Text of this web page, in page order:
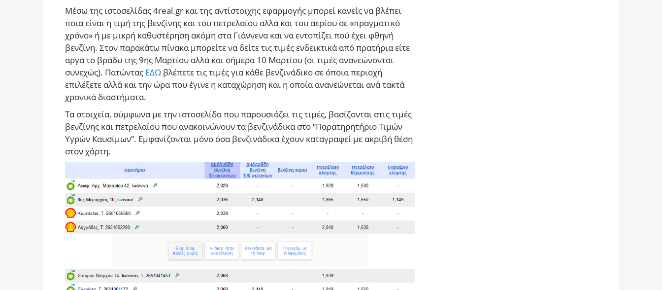
Μέσω της ιστοσελίδας 4real.gr και της αντίστοιχης εφαρμογής μπορεί κανείς να βλέπει
ποια είναι η τιμή της βενζίνης και του πετρελαίου αλλά και του αερίου σε «πραγματικό
χρόνο» ή με μικρή καθυστέρηση ακόμη στα Γιάννενα και να εντοπίζει πού έχει φθηνή
βενζίνη. Στον παρακάτω πίνακα μπορείτε να δείτε τις τιμές ενδεικτικά από πρατήρια είτε
αργά το βράδυ της 9ης Μαρτίου αλλά και σήμερα 10 Μαρτίου (οι τιμές ανανεώνονται
συνεχώς). Πατώντας ΕΔΩ βλέπετε τις τιμές για κάθε βενζινάδικο σε όποια περιοχή
επιλέξετε αλλά και την ώρα που έγινε η καταχώρηση και η οποία ανανεώνεται ανά τακτά
χρονικά διαστήματα.
Τα στοιχεία, σύμφωνα με την ιστοσελίδα που παρουσιάζει τις τιμές, βασίζονται στις τιμές
βενζίνης και πετρελαίου που ανακοινώνουν τα βενζινάδικα στο “Παρατηρητήριο Τιμών
Υγρών Καυσίμων”. Εμφανίζονται μόνο όσα βενζινάδικα έχουν καταγραφεί με ακριβή θέση
στον χάρτη.